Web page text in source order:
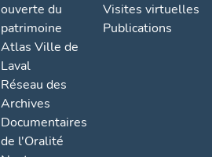
ouverte du
patrimoine
Atlas Ville de
Laval
Réseau des
Archives
Documentaires
de l'Oralité
Visites virtuelles
Publications